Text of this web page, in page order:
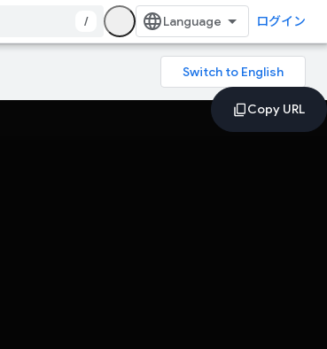
/ ログイン